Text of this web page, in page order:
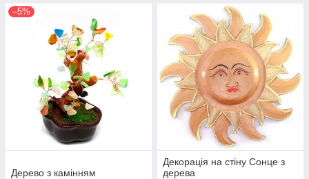
–5%
Дерево з камінням
Декорація на стіну Сонце з
дерева